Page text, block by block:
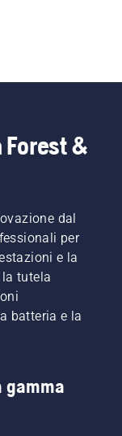
&
dal
per
e la
tutela
batteria e la
gamma